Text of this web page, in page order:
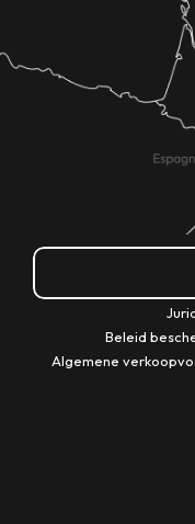
Beleid
Algemene